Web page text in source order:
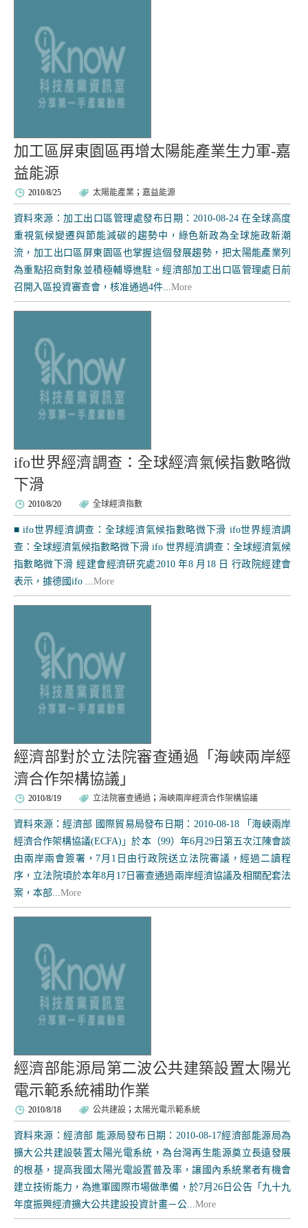
加工區屏東園區再增太陽能產業生力軍-嘉
益能源
2010/8/25 太陽能產業 ； 嘉益能源
資料來源：加工出口區管理處發布日期：2010-08-24 在全球高度
重視氣候變遷與節能減碳的趨勢中，綠色新政為全球施政新潮
流，加工出口區屏東園區也掌握這個發展趨勢，把太陽能產業列
為重點招商對象並積極輔導進駐。經濟部加工出口區管理處日前
召開入區投資審查會，核准通過4件...More
ifo世界經濟調查：全球經濟氣候指數略微
下滑
2010/8/20 全球經濟指數
■ ifo世界經濟調查：全球經濟氣候指數略微下滑 ifo世界經濟調
查：全球經濟氣候指數略微下滑 ifo 世界經濟調查：全球經濟氣候
指數略微下滑 經建會經濟研究處2010 年8 月18 日 行政院經建會
表示，據德國ifo ...More
經濟部對於立法院審查通過「海峽兩岸經
濟合作架構協議」
2010/8/19 立法院審查通過 ； 海峽兩岸經濟合作架構協議
資料來源：經濟部 國際貿易局發布日期：2010-08-18 「海峽兩岸
經濟合作架構協議(ECFA)」於本（99）年6月29日第五次江陳會談
由兩岸兩會簽署，7月1日由行政院送立法院審議，經過二讀程
序，立法院頃於本年8月17日審查通過兩岸經濟協議及相關配套法
案，本部...More
經濟部能源局第二波公共建築設置太陽光
電示範系統補助作業
2010/8/18 公共建設 ； 太陽光電示範系統
資料來源：經濟部 能源局發布日期：2010-08-17經濟部能源局為
擴大公共建設裝置太陽光電系統，為台灣再生能源奠立長遠發展
的根基，提高我國太陽光電設置普及率，讓國內系統業者有機會
建立技術能力，為進軍國際市場做準備，於7月26日公告「九十九
年度振興經濟擴大公共建設投資計畫－公...More